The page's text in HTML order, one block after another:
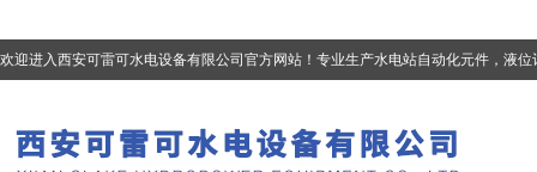
欢迎进入西安可雷可水电设备有限公司官方网站！专业生产水电站自动化元件，液位计、流量计、压力变送器、油混水控制器、温度传感器、电磁阀球阀蝶阀、测速装置、位移